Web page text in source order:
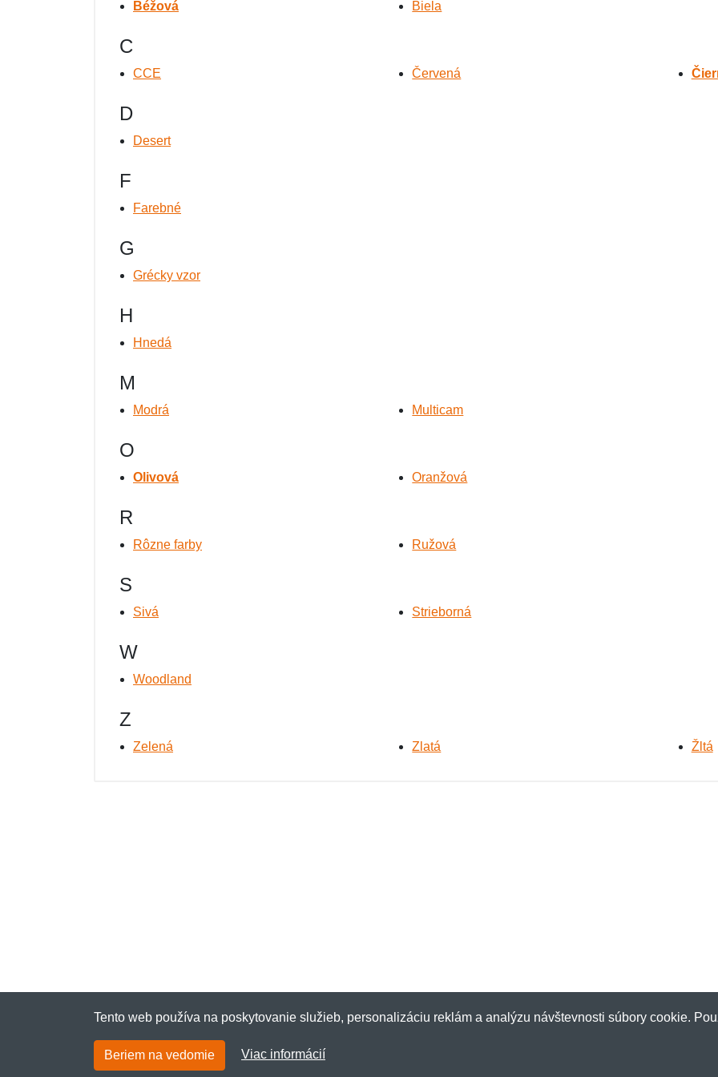
Výpredaj
Béžová Biela
C
CCE Červená
D
Desert
F
Farebné
G
Grécky vzor
H
Hnedá
M
Modrá Multicam
O
Olivová Oranžová
R
Rôzne farby Ružová
S
Sivá Strieborná
W
Woodland
Z
Zelená Zlatá Žltá
Tento web používa na poskytovanie služieb, personalizáciu reklám a analýzu návštevnosti súbory cookie.
Beriem na vedomie Viac informácií